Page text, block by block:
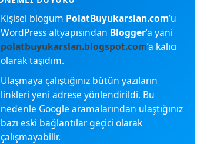
Kişisel blogum PolatBuyukarslan.com’u
WordPress altyapısından Blogger’a yani
polatbuyukarslan.blogspot.com’a kalıcı
olarak taşıdım.
Ulaşmaya çalıştığınız bütün yazıların
linkleri yeni adrese yönlendirildi. Bu
nedenle Google aramalarından ulaştığınız
bazı eski bağlantılar geçici olarak
çalışmayabilir.